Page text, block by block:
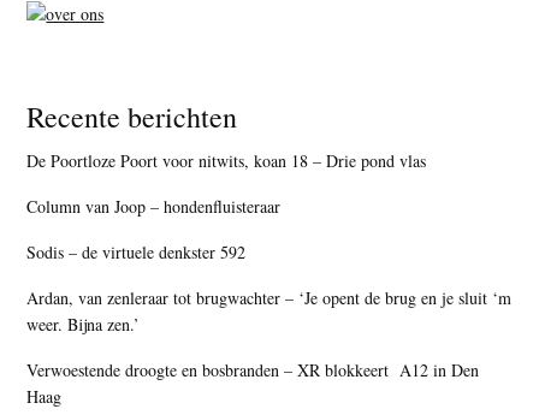
Recente berichten
De Poortloze Poort voor nitwits, koan 18 – Drie pond vlas
Column van Joop – hondenfluisteraar
Sodis – de virtuele denkster 592
Ardan, van zenleraar tot brugwachter – ‘Je opent de brug en je sluit ‘m
weer. Bijna zen.’
Verwoestende droogte en bosbranden – XR blokkeert A12 in Den
Haag